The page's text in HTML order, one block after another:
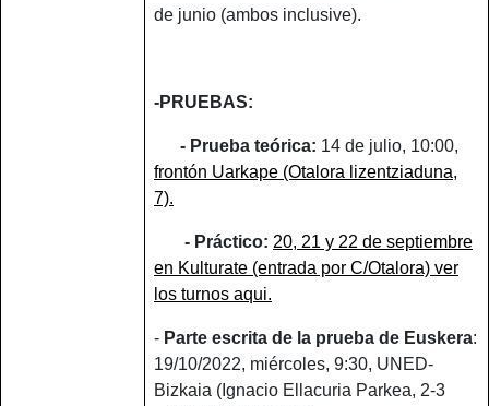
de junio (ambos inclusive).
-PRUEBAS:
- Prueba teórica: 14 de julio, 10:00,
frontón Uarkape (Otalora lizentziaduna,
7).
- Práctico: 20, 21 y 22 de septiembre
en Kulturate (entrada por C/Otalora) ver
los turnos aqui.
- Parte escrita de la prueba de Euskera:
19/10/2022, miércoles, 9:30, UNED-
Bizkaia (Ignacio Ellacuria Parkea, 2-3